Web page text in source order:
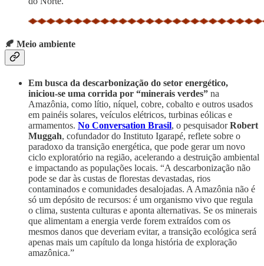
🍂 Meio ambiente
Em busca da descarbonização do setor energético,
iniciou-se uma corrida por “minerais verdes” na
Amazônia, como lítio, níquel, cobre, cobalto e outros usados
em painéis solares, veículos elétricos, turbinas eólicas e
armamentos. No Conversation Brasil, o pesquisadorRobert
Muggah, cofundador do Instituto Igarapé, reflete sobre o
paradoxo da transição energética, que pode gerar um novo
ciclo exploratório na região, acelerando a destruição ambiental
e impactando as populações locais. “A descarbonização não
pode se dar às custas de florestas devastadas, rios
contaminados e comunidades desalojadas. A Amazônia não é
só um depósito de recursos: é um organismo vivo que regula
o clima, sustenta culturas e aponta alternativas. Se os minerais
que alimentam a energia verde forem extraídos com os
mesmos danos que deveriam evitar, a transição ecológica será
apenas mais um capítulo da longa história de exploração
amazônica.”